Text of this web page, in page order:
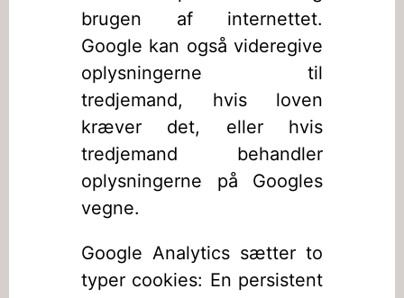
brugen af internettet.
Google kan også videregive
oplysningerne til
tredjemand, hvis loven
kræver det, eller hvis
tredjemand behandler
oplysningerne på Googles
vegne.
Google Analytics sætter to
typer cookies: En persistent